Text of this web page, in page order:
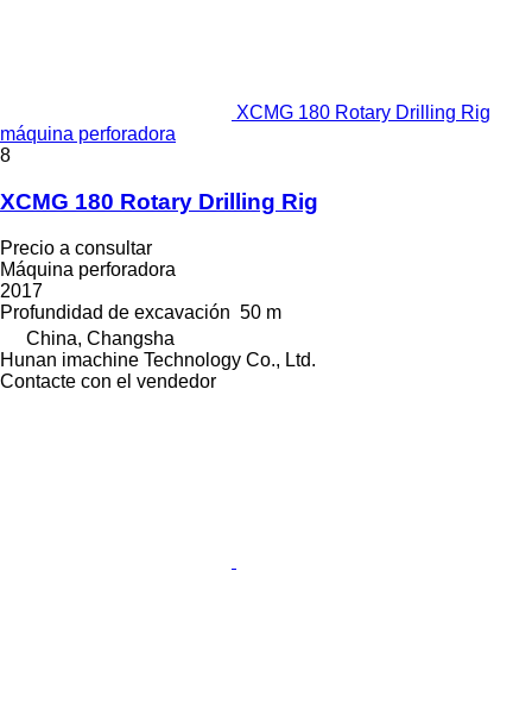
XCMG 180 Rotary Drilling Rig
máquina perforadora
8
XCMG 180 Rotary Drilling Rig
Precio a consultar
Máquina perforadora
2017
Profundidad de excavación 50 m
China, Changsha
Hunan imachine Technology Co., Ltd.
Contacte con el vendedor